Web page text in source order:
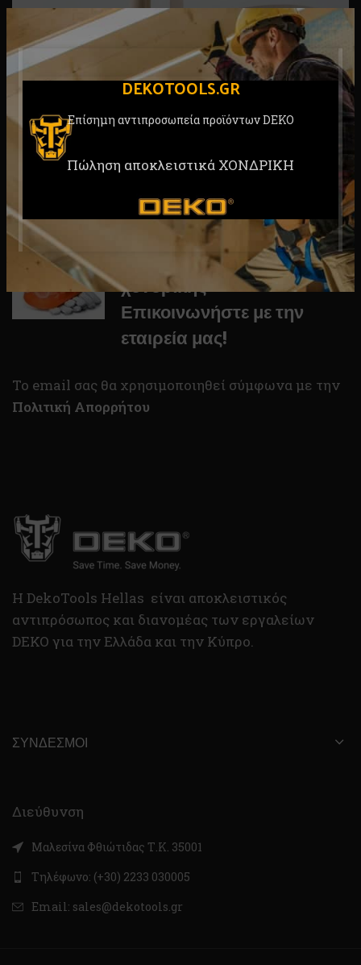
DEKOTOOLS.GR
Επίσημη αντιπροσωπεία προϊόντων DEKO
Πώληση αποκλειστικά ΧΟΝΔΡΙΚΗ
Για συνεργασία και τιμές
χονδρικής
Επικοινωνήστε με την
εταιρεία μας!
To email σας θα χρησιμοποιηθεί σύμφωνα με την
Πολιτική Απορρήτου
H DekoTools Hellas είναι αποκλειστικός
αντιπρόσωπος και διανομέας των εργαλείων
DEKO για την Ελλάδα και την Κύπρο.
ΣΎΝΔΕΣΜΟΙ
Διεύθυνση
Μαλεσίνα Φθιώτιδας Τ.Κ. 35001
Τηλέφωνο: (+30) 2233 030005
Email: sales@dekotools.gr